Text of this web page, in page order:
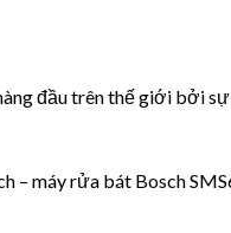
đầu trên thế giới bởi
máy rửa bát Bosch